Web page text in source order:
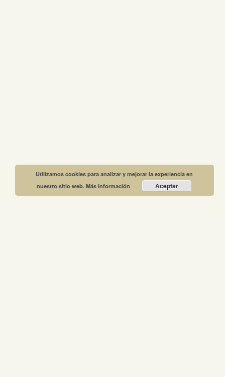
Utilizamos cookies para analizar y mejorar la experiencia en
nuestro sitio web.Más información Aceptar